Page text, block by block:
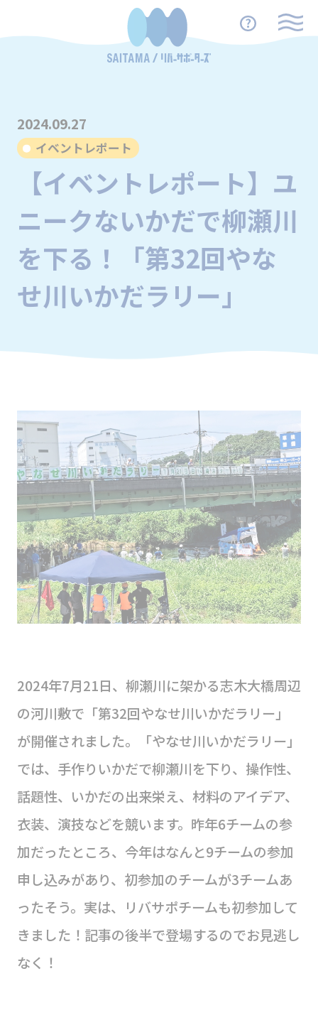
2024.09.27
イベントレポート
【イベントレポート】ユ
ニークないかだで柳瀬川
を下る！「第32回やな
せ川いかだラリー」
2024年7月21日、柳瀬川に架かる志木大橋周辺
の河川敷で「第32回やなせ川いかだラリー」
が開催されました。「やなせ川いかだラリー」
では、手作りいかだで柳瀬川を下り、操作性、
話題性、いかだの出来栄え、材料のアイデア、
衣装、演技などを競います。昨年6チームの参
加だったところ、今年はなんと9チームの参加
申し込みがあり、初参加のチームが3チームあ
ったそう。実は、リバサポチームも初参加して
きました！記事の後半で登場するのでお見逃し
なく！